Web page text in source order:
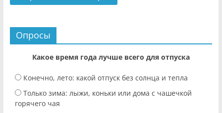
Опросы
Какое время года лучше всего для отпуска
Конечно, лето: какой отпуск без солнца и тепла
Только зима: лыжи, коньки или дома с чашечкой
горячего чая